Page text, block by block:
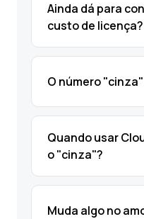
Ainda dá para
custo de licença?
O número
Quando usar
o "cinza"?
Muda algo no